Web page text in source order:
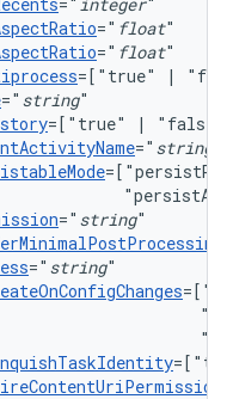
=" float
=" float
=["true"
|
=" string
=["true" |
=" string
=" string
=" string